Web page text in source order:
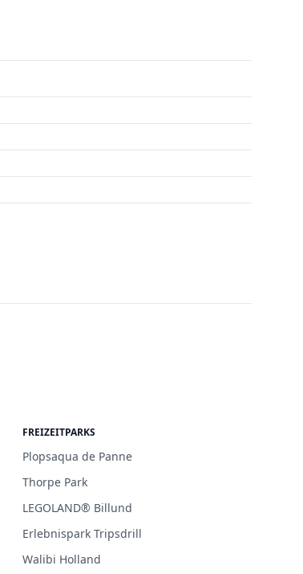
FREIZEITPARKS
Plopsaqua de Panne
Thorpe Park
LEGOLAND® Billund
Erlebnispark Tripsdrill
Walibi Holland